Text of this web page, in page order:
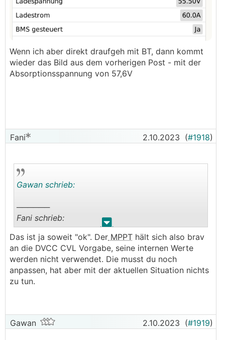
Wenn ich aber direkt draufgeh mit BT, dann kommt
wieder das Bild aus dem vorherigen Post - mit der
Absorptionsspannung von 57,6V
Fani 2.10.2023 (#1918)
. .
Gawan schrieb:
──────
Fani schrieb:
Du kannst in der Remote Console, Device List,
auf denMPPTgehen und siehst dann bei
Networked Operation die Spannung an die er
sich hält
neu angehen, und sogar die elektrische
Installation hinterfragen. Das sprengt den
Das ist ja soweit "ok". Der MPPT hält sich also brav
an die DVCC CVL Vorgabe, seine internen Werte
werden nicht verwendet. Die musst du noch
anpassen, hat aber mit der aktuellen Situation nichts
zu tun.
Gawan 2.10.2023 (#1919)